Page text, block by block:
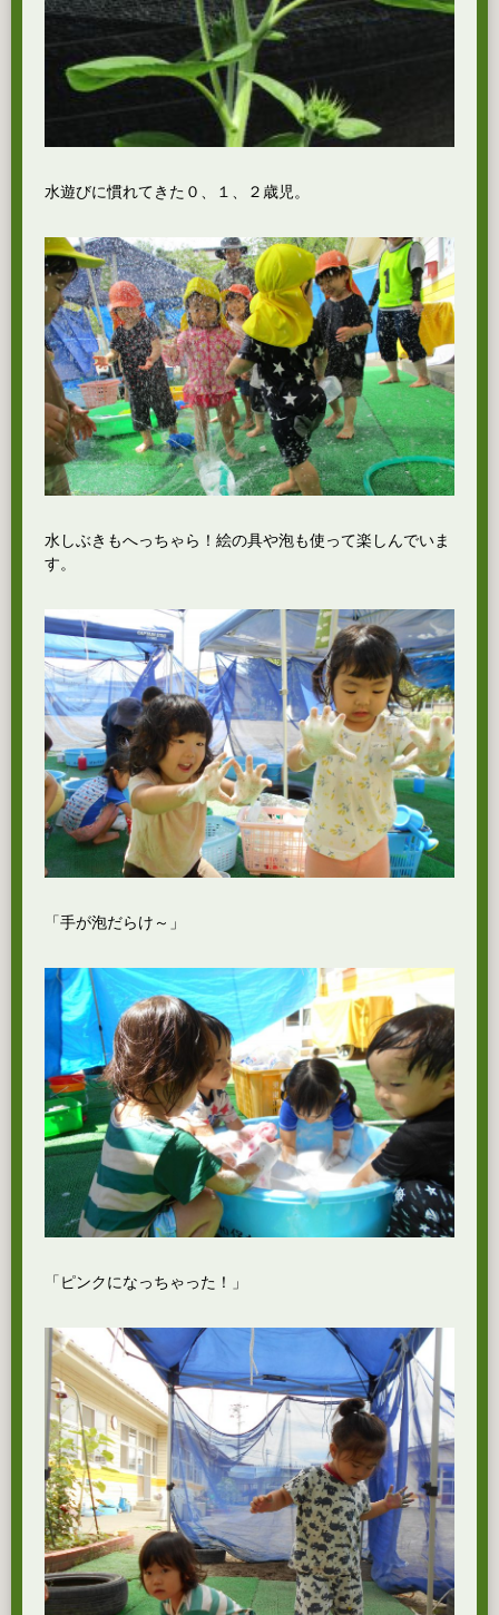
水遊びに慣れてきた０、１、２歳児。
水しぶきもへっちゃら！絵の具や泡も使って楽しんでいま
す。
「手が泡だらけ～」
「ピンクになっちゃった！」